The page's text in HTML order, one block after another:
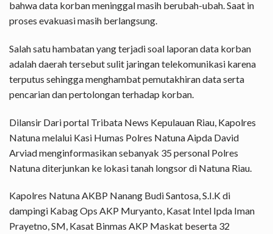
bahwa data korban meninggal masih berubah-ubah. Saat in
proses evakuasi masih berlangsung.
Salah satu hambatan yang terjadi soal laporan data korban
adalah daerah tersebut sulit jaringan telekomunikasi karena
terputus sehingga menghambat pemutakhiran data serta
pencarian dan pertolongan terhadap korban.
Dilansir Dari portal Tribata News Kepulauan Riau, Kapolres
Natuna melalui Kasi Humas Polres Natuna Aipda David
Arviad menginformasikan sebanyak 35 personal Polres
Natuna diterjunkan ke lokasi tanah longsor di Natuna Riau.
Kapolres Natuna AKBP Nanang Budi Santosa, S.I.K di
dampingi Kabag Ops AKP Muryanto, Kasat Intel Ipda Iman
Prayetno, SM, Kasat Binmas AKP Maskat beserta 32